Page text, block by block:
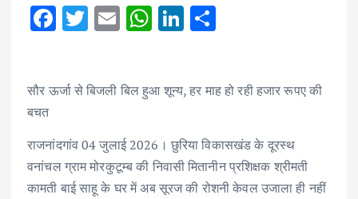
F
b
o
k
T
te
E
l
W
s
p
p
Li
e
n
e
सौर ऊर्जा से बिजली बिल हुआ शून्य, हर माह हो रही हजार रूपए की
बचत
राजनांदगांव 04 जुलाई 2026। छुरिया विकासखंड के दूरस्थ
वनांचल ग्राम मोरकुटूम्ब की निवासी मितानीन प्रशिक्षक श्रीमती
कामती बाई साहू के घर में अब सूरज की रोशनी केवल उजाला ही नहीं